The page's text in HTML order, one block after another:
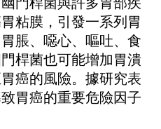
粘膜，引發一系列胃
脹、噁心、嘔吐、食
桿菌也可能增加胃潰
癌的風險。據研究表
胃癌的重要危險因子